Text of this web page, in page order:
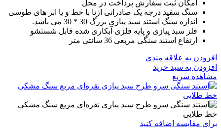
امکان ثبت سفارش پرداخت در محل
سنگ سفید درجه یک صادراتی ازنا با خط و یا ابر های طوسی
اندازه سنگ استند سبد پیازی بزرگ 30 * 30 می باشد.
فلز سبد پیازی و پایه فلزی آبکاری شده قابل شستشو
ارتفاع استند سنگی مربعی 36 سانتی متر
افزودن به علاقه مندی
افزودن به سبد خرید
مشاهده سریع
برای مقایسه اضافه کنید